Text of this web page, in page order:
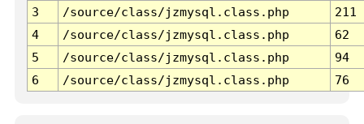
3 /source/class/jzmysql.class.php
211
4
/source/class/jzmysql.class.php
62
5
/source/class/jzmysql.class.php
94
6
/source/class/jzmysql.class.php 76